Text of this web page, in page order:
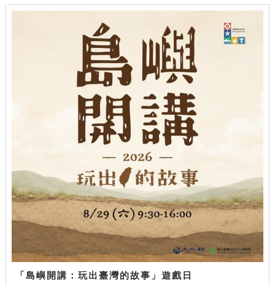
「島嶼開講：玩出臺灣的故事」遊戲日